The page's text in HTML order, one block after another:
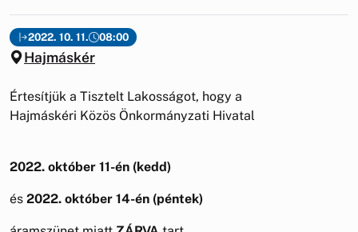
2022. 10. 11. 08:00
Hajmáskér
Értesítjük a Tisztelt Lakosságot, hogy a
Hajmáskéri Közös Önkormányzati Hivatal
2022. október 11-én (kedd)
és 2022. október 14-én (péntek)